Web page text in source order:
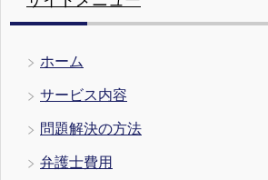
ホーム
サービス内容
問題解決の方法
弁護士費用